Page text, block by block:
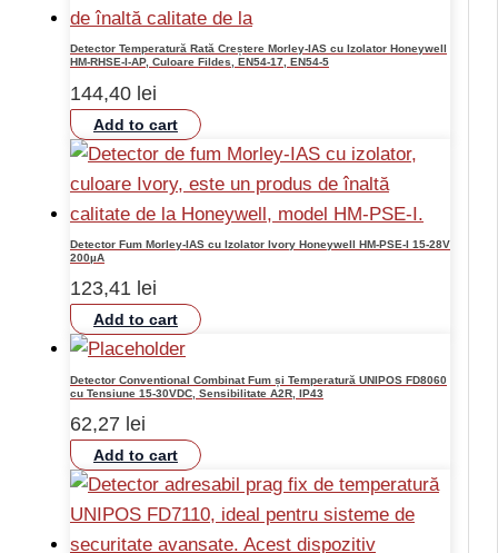
Detector Temperatură Rată Creștere Morley-IAS cu Izolator Honeywell
HM-RHSE-I-AP, Culoare Fildes, EN54-17, EN54-5
144,40 lei
Add to cart
Detector Fum Morley-IAS cu Izolator Ivory Honeywell HM-PSE-I 15-28V
200µA
123,41 lei
Add to cart
Detector Conventional Combinat Fum și Temperatură UNIPOS FD8060
cu Tensiune 15-30VDC, Sensibilitate A2R, IP43
62,27 lei
Add to cart